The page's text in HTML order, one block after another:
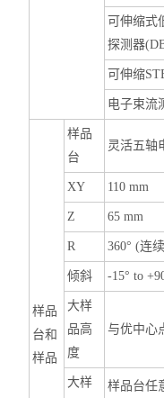
可伸缩式
探测器
可伸缩
电子束流
样品
台和
样品
样品
台
灵活五轴
XY 110 mm
Z 65 mm
R 360° (连
倾斜 -15° to
大样
品高
度
与优中心
大样
样品台任